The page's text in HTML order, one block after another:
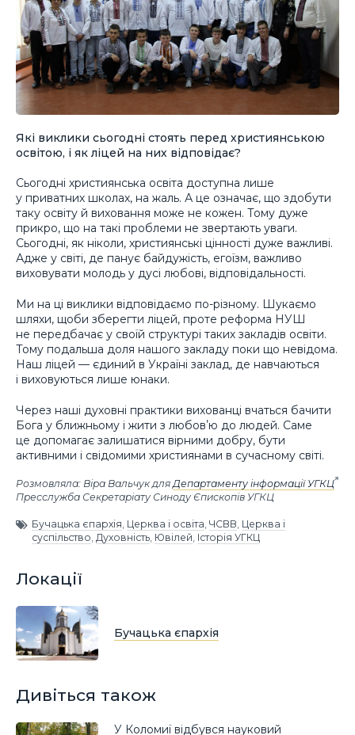
Які виклики сьогодні стоять перед християнською
освітою, і як ліцей на них відповідає?
Сьогодні християнська освіта доступна лише
у приватних школах, на жаль. А це означає, що здобути
таку освіту й виховання може не кожен. Тому дуже
прикро, що на такі проблеми не звертають уваги.
Сьогодні, як ніколи, християнські цінності дуже важливі.
Адже у світі, де панує байдужість, егоїзм, важливо
виховувати молодь у дусі любові, відповідальності.
Ми на ці виклики відповідаємо по-різному. Шукаємо
шляхи, щоби зберегти ліцей, проте реформа НУШ
не передбачає у своїй структурі таких закладів освіти.
Тому подальша доля нашого закладу поки що невідома.
Наш ліцей — єдиний в Україні заклад, де навчаються
і виховуються лише юнаки.
Через наші духовні практики вихованці вчаться бачити
Бога у ближньому і жити з любовʼю до людей. Саме
це допомагає залишатися вірними добру, бути
активними і свідомими християнами в сучасному світі.
Розмовляла: Віра Вальчук для Департаменту інформації УГКЦ
Пресслужба Секретаріату Синоду Єпископів УГКЦ
Бучацька єпархія Церква і освіта ЧСВВ Церква і
суспільство Духовність Ювілей Історія УГКЦ
Локації
Бучацька єпархія
Дивіться також
У Коломиї відбувся науковий